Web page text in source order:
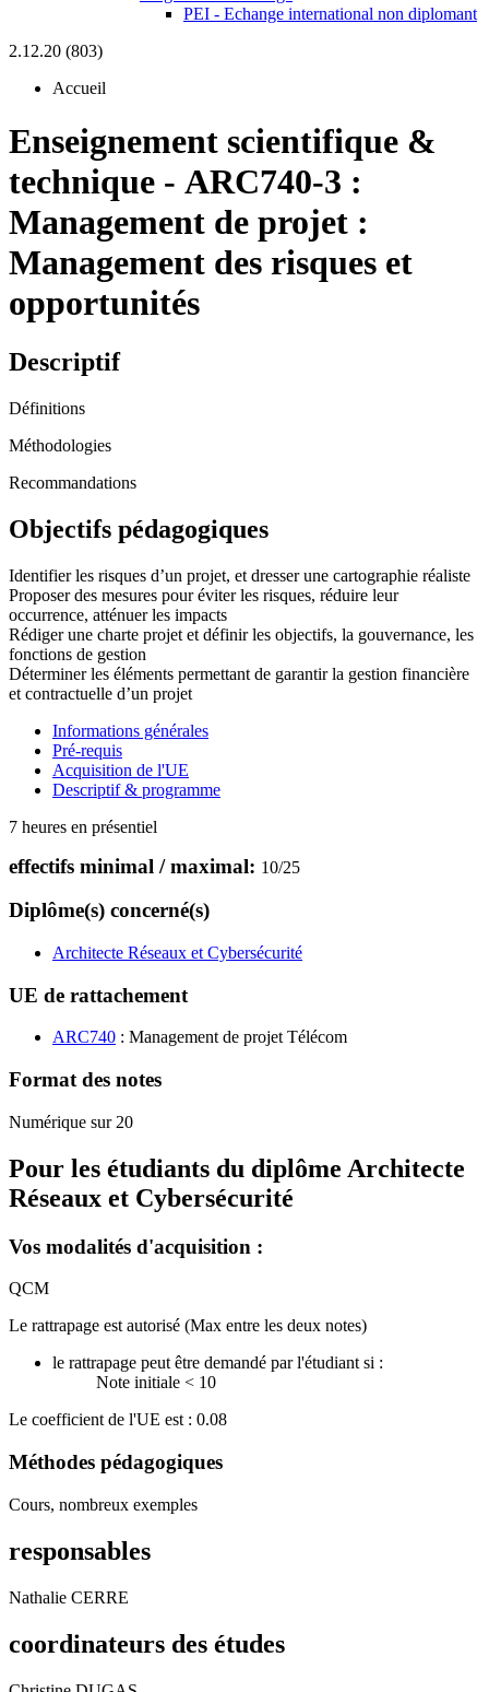
PEI - Echange international non diplomant
2.12.20 (803)
Accueil
Enseignement scientifique &
technique - ARC740-3 :
Management de projet :
Management des risques et
opportunités
Descriptif
Définitions
Méthodologies
Recommandations
Objectifs pédagogiques
Identifier les risques d’un projet, et dresser une cartographie réaliste
Proposer des mesures pour éviter les risques, réduire leur
occurrence, atténuer les impacts
Rédiger une charte projet et définir les objectifs, la gouvernance, les
fonctions de gestion
Déterminer les éléments permettant de garantir la gestion financière
et contractuelle d’un projet
Informations générales
Pré-requis
Acquisition de l'UE
Descriptif & programme
7 heures en présentiel
effectifs minimal / maximal: 10/25
Diplôme(s) concerné(s)
Architecte Réseaux et Cybersécurité
UE de rattachement
ARC740 : Management de projet Télécom
Format des notes
Numérique sur 20
Pour les étudiants du diplôme Architecte
Réseaux et Cybersécurité
Vos modalités d'acquisition :
QCM
Le rattrapage est autorisé (Max entre les deux notes)
le rattrapage peut être demandé par l'étudiant si :
Note initiale < 10
Le coefficient de l'UE est : 0.08
Méthodes pédagogiques
Cours, nombreux exemples
responsables
Nathalie CERRE
coordinateurs des études